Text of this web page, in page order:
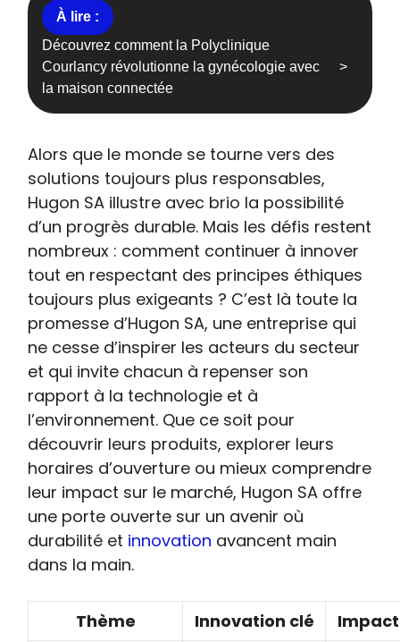
Découvrez comment la Polyclinique
Courlancy révolutionne la gynécologie avec
la maison connectée
Alors que le monde se tourne vers des
solutions toujours plus responsables,
Hugon SA illustre avec brio la possibilité
d’un progrès durable. Mais les défis restent
nombreux : comment continuer à innover
tout en respectant des principes éthiques
toujours plus exigeants ? C’est là toute la
promesse d’Hugon SA, une entreprise qui
ne cesse d’inspirer les acteurs du secteur
et qui invite chacun à repenser son
rapport à la technologie et à
l’environnement. Que ce soit pour
découvrir leurs produits, explorer leurs
horaires d’ouverture ou mieux comprendre
leur impact sur le marché, Hugon SA offre
une porte ouverte sur un avenir où
durabilité et innovation avancent main
dans la main.
Thème Innovation clé Impact